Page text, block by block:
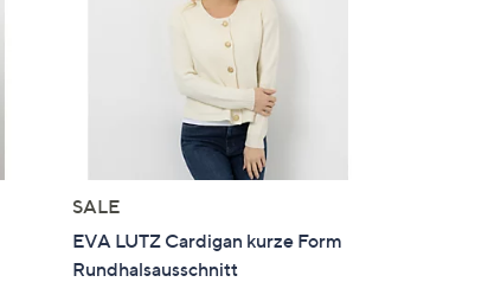
SALE
EVA LUTZ Cardigan kurze Form
Rundhalsausschnitt